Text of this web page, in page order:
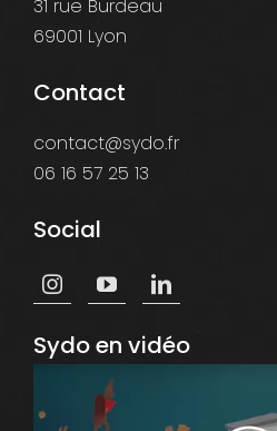
31 rue Burdeau
69001 Lyon
Contact
contact@sydo.fr
06 16 57 25 13
Social
Sydo en vidéo